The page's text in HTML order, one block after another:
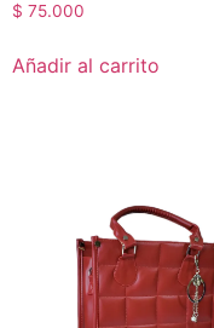
$ 75.000
Añadir al carrito